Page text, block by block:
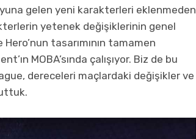
gelen yeni karakterleri eklenmeden
yetenek değişiklerinin genel
tasarımının tamamen
MOBA’sında çalışıyor. Biz de bu
dereceleri maçlardaki değişikler ve